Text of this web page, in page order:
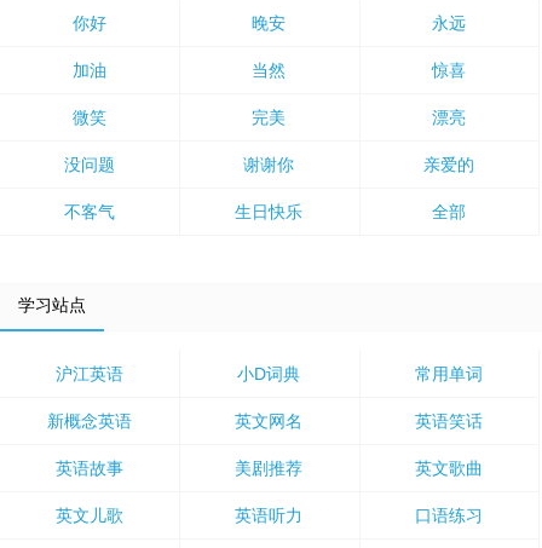
你好 晚安 永远
加油 当然 惊喜
微笑 完美 漂亮
没问题 谢谢你 亲爱的
不客气 生日快乐 全部
学习站点
沪江英语 小D词典 常用单词
新概念英语 英文网名 英语笑话
英语故事 美剧推荐 英文歌曲
英文儿歌 英语听力 口语练习